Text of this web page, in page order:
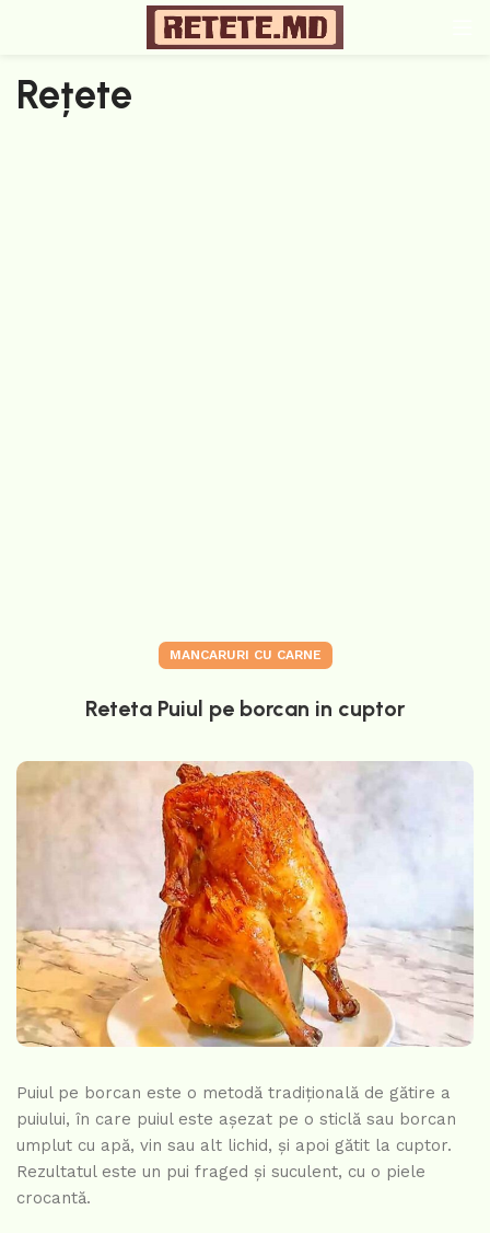
Rețete
MANCARURI CU CARNE
Reteta Puiul pe borcan in cuptor
Puiul pe borcan este o metodă tradițională de gătire a
puiului, în care puiul este așezat pe o sticlă sau borcan
umplut cu apă, vin sau alt lichid, și apoi gătit la cuptor.
Rezultatul este un pui fraged și suculent, cu o piele
crocantă.